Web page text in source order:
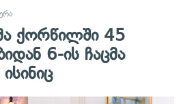
ქორწილში 45
6-ის ჩაცმა